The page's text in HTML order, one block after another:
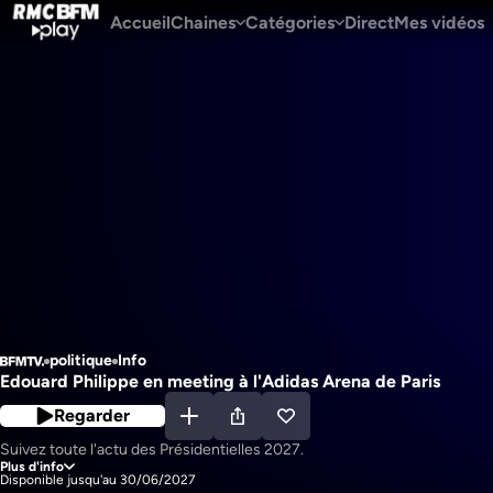
politique Info
Edouard Philippe en meeting à l'Adidas Arena de Paris
Regarder
Suivez toute l'actu des Présidentielles 2027.
Plus d'info
Disponible jusqu'au 30/06/2027
AccueilChaines Catégories DirectMes vidéos